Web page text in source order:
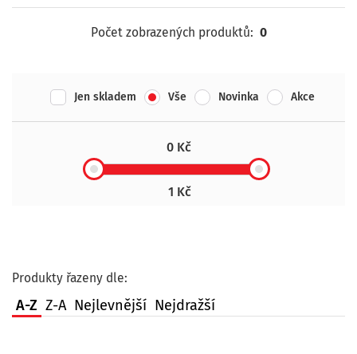
Počet zobrazených produktů: 0
Jen skladem Vše Novinka Akce
0 Kč
1 Kč
Produkty řazeny dle:
A-Z Z-A Nejlevnější Nejdražší